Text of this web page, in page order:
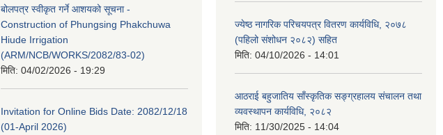
बोलपत्र स्वीकृत गर्ने आशयको सूचना -
Construction of Phungsing Phakchuwa
Hiude Irrigation
(ARM/NCB/WORKS/2082/83-02)
मिति: 04/02/2026 - 19:29
Invitation for Online Bids Date: 2082/12/18
(01-April 2026)
ज्येष्ठ नागरिक परिचयपत्र वितरण कार्यविधि, २०७८
(पहिलो संशोधन २०८२) सहित
मिति: 04/10/2026 - 14:01
आठराई बहुजातिय साँस्कृतिक सङ्ग्रहालय संचालन तथा
व्यवस्थापन कार्यविधि, २०८२
मिति: 11/30/2025 - 14:04